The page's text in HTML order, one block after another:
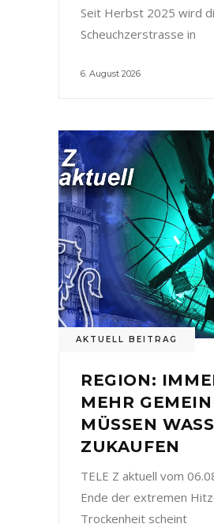
Seit Herbst 2025 wird
Scheuchzerstrasse in
6. August 2026
AKTUELL BEITRAG
REGION:
MEHR
MÜSSEN
ZUKAUFEN
TELE Z aktuell vom
Ende der extremen
Trockenheit scheint